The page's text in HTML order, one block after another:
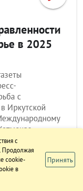
в 2025
с
Иркутской
с
Продолжая
cookie-
в
Принять